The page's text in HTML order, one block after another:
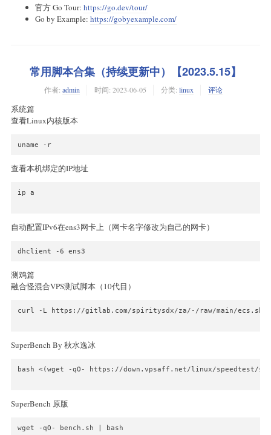
官方 Go Tour: https://go.dev/tour/
Go by Example: https://gobyexample.com/
常用脚本合集（持续更新中）【2023.5.15】
作者: admin 时间: 2023-06-05 分类: linux 评论
系统篇
查看Linux内核版本
查看本机绑定的IP地址
ip a
自动配置IPv6在ens3网卡上（网卡名字修改为自己的网卡）
dhclient -6 ens3
测鸡篇
融合怪混合VPS测试脚本（10代目）
curl -L https://gitlab.com/spiritysdx/za/-/raw/main/ecs.sh -o
SuperBench By 秋水逸冰
bash <(wget -qO- https://down.vpsaff.net/linux/speedtest/
SuperBench 原版
wget -qO- bench.sh | bash